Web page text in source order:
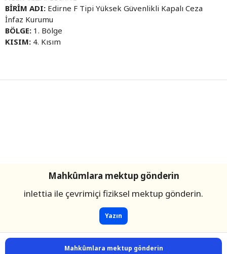
BİRİM ADI: Edirne F Tipi Yüksek Güvenlikli Kapalı Ceza
İnfaz Kurumu
BÖLGE: 1. Bölge
KISIM: 4. Kısım
Mahkûmlara mektup gönderin
inlettia ile çevrimiçi fiziksel mektup gönderin.
Yazın
Mahkûmlara mektup gönderin